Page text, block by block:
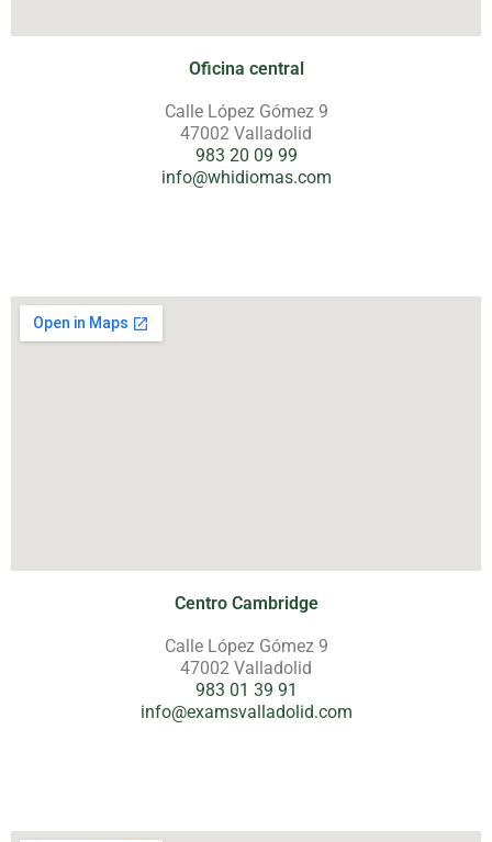
Oficina central
Calle López Gómez 9
47002 Valladolid
983 20 09 99
info@whidiomas.com
Centro Cambridge
Calle López Gómez 9
47002 Valladolid
983 01 39 91
info@examsvalladolid.com